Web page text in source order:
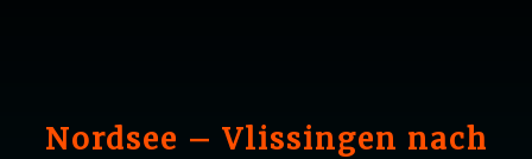
Nordsee – Vlissingen nach